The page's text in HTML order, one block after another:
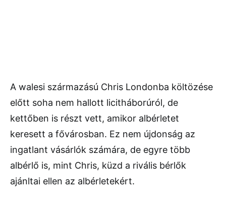
A walesi származású Chris Londonba költözése
előtt soha nem hallott licitháborúról, de
kettőben is részt vett, amikor albérletet
keresett a fővárosban. Ez nem újdonság az
ingatlant vásárlók számára, de egyre több
albérlő is, mint Chris, küzd a rivális bérlők
ajánltai ellen az albérletekért.